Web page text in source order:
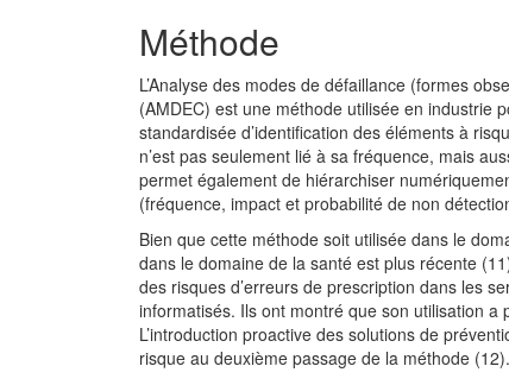
Méthode
L’Analyse des modes de défaillance (formes
(AMDEC) est une méthode utilisée en industrie
standardisée d’identification des éléments à
n’est pas seulement lié à sa fréquence, mais
permet également de hiérarchiser
(fréquence, impact et probabilité de non
Bien que cette méthode soit utilisée dans le
dans le domaine de la santé est plus récente
des risques d’erreurs de prescription dans les
informatisés. Ils ont montré que son utilisation
L’introduction proactive des solutions de
risque au deuxième passage de la méthode (12).